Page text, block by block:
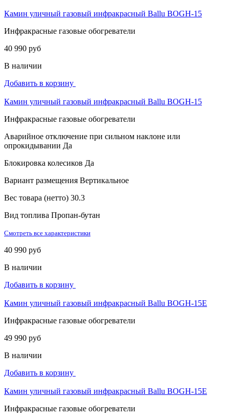
Камин уличный газовый инфракрасный Ballu BOGH-15
Инфракрасные газовые обогреватели
40 990 руб
В наличии
Добавить в корзину
Камин уличный газовый инфракрасный Ballu BOGH-15
Инфракрасные газовые обогреватели
Аварийное отключение при сильном наклоне или
опрокидывании Да
Блокировка колесиков Да
Вариант размещения Вертикальное
Вес товара (нетто) 30.3
Вид топлива Пропан-бутан
Смотреть все характеристики
40 990 руб
В наличии
Добавить в корзину
Камин уличный газовый инфракрасный Ballu BOGH-15E
Инфракрасные газовые обогреватели
49 990 руб
В наличии
Добавить в корзину
Камин уличный газовый инфракрасный Ballu BOGH-15E
Инфракрасные газовые обогреватели